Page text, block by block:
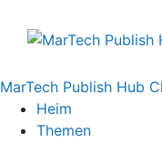
MarTech Publish Hub
Heim
Themen